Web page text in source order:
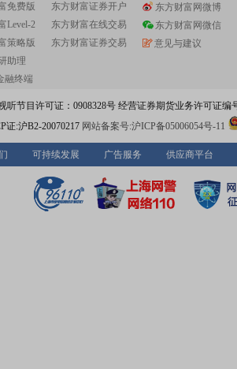
免费版
Level-2
策略版
助理
融终端
东方财富证券开户
东方财富在线交易
东方财富证券交易
东方财富网微博
东方财富网微信
意见与建议
听节目许可证：0908328号 经营证券期货业务许可证编
证:沪B2-20070217 网站备案号:沪ICP备05006054号-11
可持续发展 广告服务 供应商平台